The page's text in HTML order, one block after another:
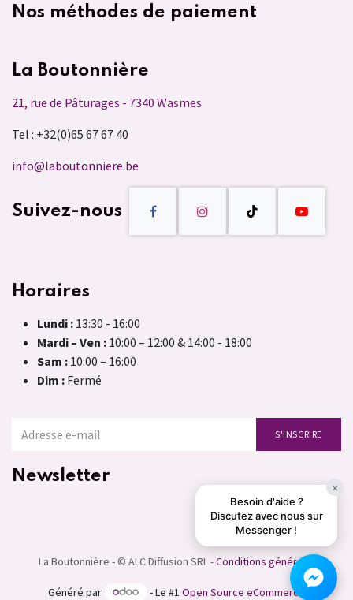
Nos méthodes de paiement
La Boutonnière
21, rue de Pâturages - 7340 Wasmes
Tel : +32(0)65 67 67 40
info@laboutonniere.be
Suivez-nous
Horaires
Lundi : 13:30 - 16:00
Mardi – Ven : 10:00 – 12:00 & 14:00 - 18:00
Sam : 10:00 – 16:00
Dim : Fermé
S'INSCRIRE
Newsletter
×
Besoin d'aide ?
Discutez avec nous sur
Messenger !
La Boutonnière - © ALC Diffusion SRL -Conditions générales
Généré par - Le #1 Open Source eCommerce